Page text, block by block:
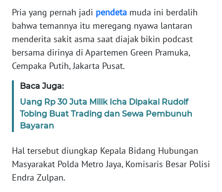
Pria yang pernah jadi pendeta muda ini berdalih
bahwa temannya itu meregang nyawa lantaran
menderita sakit asma saat diajak bikin podcast
bersama dirinya di Apartemen Green Pramuka,
Cempaka Putih, Jakarta Pusat.
Baca Juga:
Uang Rp 30 Juta Milik Icha Dipakai Rudolf
Tobing Buat Trading dan Sewa Pembunuh
Bayaran
Hal tersebut diungkap Kepala Bidang Hubungan
Masyarakat Polda Metro Jaya, Komisaris Besar Polisi
Endra Zulpan.
INDEKS
BERITA
KONTAK
INFO
IKLAN
TENTANG
PEDOMAN
MEDIA
SIBER